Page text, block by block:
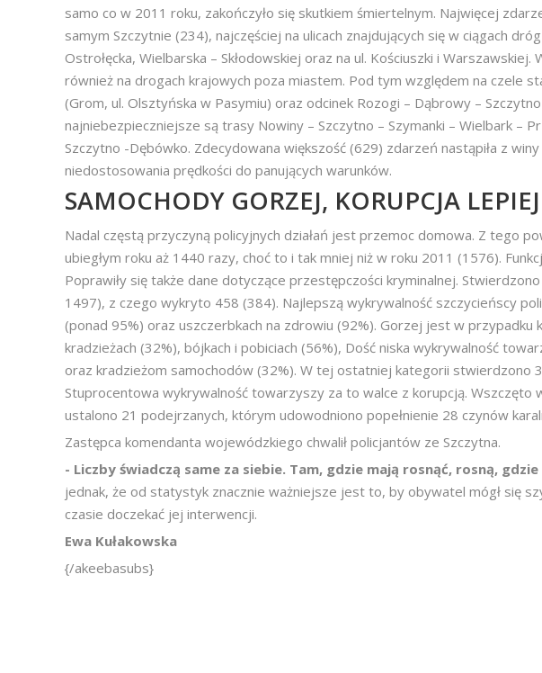
samo co w 2011 roku, zakończyło się skutkiem śmiertelnym. Najwięcej
samym Szczytnie (234), najczęściej na ulicach znajdujących się w ciągach
Ostrołęcka, Wielbarska – Skłodowskiej oraz na ul. Kościuszki i
również na drogach krajowych poza miastem. Pod tym względem na czele
(Grom, ul. Olsztyńska w Pasymiu) oraz odcinek Rozogi – Dąbrowy – Szczytno
najniebezpieczniejsze są trasy Nowiny – Szczytno – Szymanki – Wielbark –
Szczytno -Dębówko. Zdecydowana większość (629) zdarzeń nastąpiła z
niedostosowania prędkości do panujących warunków.
SAMOCHODY GORZEJ, KORUPCJA LEPIEJ
Nadal częstą przyczyną policyjnych działań jest przemoc domowa. Z tego
ubiegłym roku aż 1440 razy, choć to i tak mniej niż w roku 2011 (1576).
Poprawiły się także dane dotyczące przestępczości kryminalnej.
1497), z czego wykryto 458 (384). Najlepszą wykrywalność szczycieńscy
(ponad 95%) oraz uszczerbkach na zdrowiu (92%). Gorzej jest w przypadku
kradzieżach (32%), bójkach i pobiciach (56%), Dość niska wykrywalność
oraz kradzieżom samochodów (32%). W tej ostatniej kategorii stwierdzono
Stuprocentowa wykrywalność towarzyszy za to walce z korupcją. Wszczęto
ustalono 21 podejrzanych, którym udowodniono popełnienie 28 czynów
Zastępca komendanta wojewódzkiego chwalił policjantów ze Szczytna.
- Liczby świadczą same za siebie. Tam, gdzie mają rosnąć, rosną, gdzie
jednak, że od statystyk znacznie ważniejsze jest to, by obywatel mógł się
czasie doczekać jej interwencji.
Ewa Kułakowska
{/akeebasubs}